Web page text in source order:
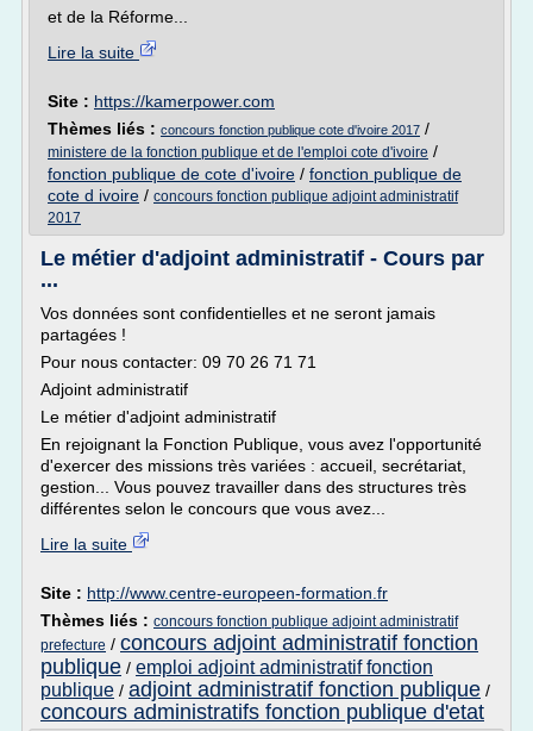
et de la Réforme...
Lire la suite
Site : https://kamerpower.com
Thèmes liés : concours fonction publique cote d'ivoire 2017 /
ministere de la fonction publique et de l'emploi cote d'ivoire /
fonction publique de cote d'ivoire / fonction publique de
cote d ivoire / concours fonction publique adjoint administratif
2017
Le métier d'adjoint administratif - Cours par
...
Vos données sont confidentielles et ne seront jamais
partagées !
Pour nous contacter: 09 70 26 71 71
Adjoint administratif
Le métier d'adjoint administratif
En rejoignant la Fonction Publique, vous avez l'opportunité
d'exercer des missions très variées : accueil, secrétariat,
gestion... Vous pouvez travailler dans des structures très
différentes selon le concours que vous avez...
Lire la suite
Site : http://www.centre-europeen-formation.fr
Thèmes liés : concours fonction publique adjoint administratif
prefecture / concours adjoint administratif fonction
publique / emploi adjoint administratif fonction
publique / adjoint administratif fonction publique /
concours administratifs fonction publique d'etat